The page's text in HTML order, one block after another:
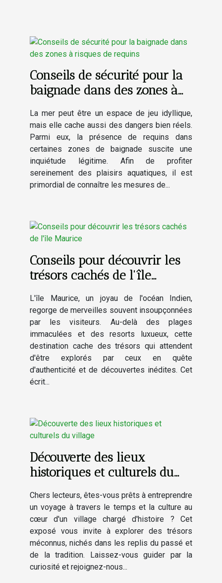
Conseils de sécurité pour la
baignade dans des zones à
La mer peut être un espace de jeu idyllique,
mais elle cache aussi des dangers bien réels.
Parmi eux, la présence de requins dans
certaines zones de baignade suscite une
inquiétude légitime. Afin de profiter
sereinement des plaisirs aquatiques, il est
primordial de connaître les mesures de...
Conseils pour découvrir les
trésors cachés de l'île
L'île Maurice, un joyau de l'océan Indien,
regorge de merveilles souvent insoupçonnées
par les visiteurs. Au-delà des plages
immaculées et des resorts luxueux, cette
destination cache des trésors qui attendent
d'être explorés par ceux en quête
d'authenticité et de découvertes inédites. Cet
écrit...
Découverte des lieux
historiques et culturels du
Chers lecteurs, êtes-vous prêts à entreprendre
un voyage à travers le temps et la culture au
cœur d'un village chargé d'histoire ? Cet
exposé vous invite à explorer des trésors
méconnus, nichés dans les replis du passé et
de la tradition. Laissez-vous guider par la
curiosité et rejoignez-nous...